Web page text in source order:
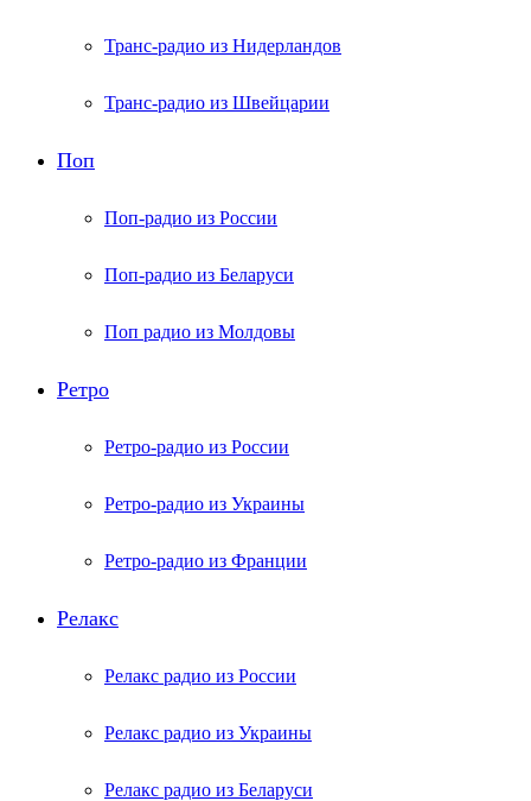
Транс-радио из Нидерландов
Транс-радио из Швейцарии
Поп
Поп-радио из России
Поп-радио из Беларуси
Поп радио из Молдовы
Ретро
Ретро-радио из России
Ретро-радио из Украины
Ретро-радио из Франции
Релакс
Релакс радио из России
Релакс радио из Украины
Релакс радио из Беларуси